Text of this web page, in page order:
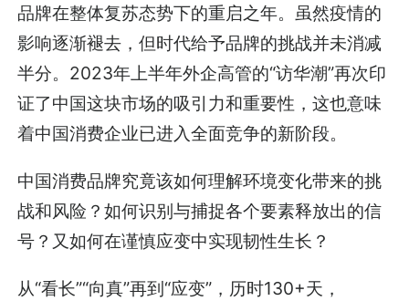
品牌在整体复苏态势下的重启之年。虽然疫情的
影响逐渐褪去，但时代给予品牌的挑战并未消减
半分。2023年上半年外企高管的“访华潮”再次印
证了中国这块市场的吸引力和重要性，这也意味
着中国消费企业已进入全面竞争的新阶段。
中国消费品牌究竟该如何理解环境变化带来的挑
战和风险？如何识别与捕捉各个要素释放出的信
号？又如何在谨慎应变中实现韧性生长？
从“看长”“向真”再到“应变”，历时130+天，